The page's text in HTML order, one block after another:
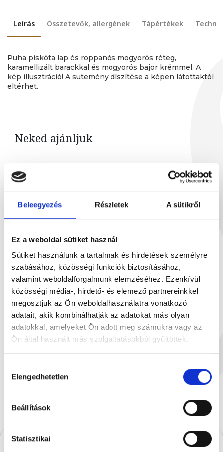
Beleegyezés Részletek A sütikről
Ez a weboldal sütiket használ
Sütiket használunk a tartalmak és hirdetések személyre
szabásához, közösségi funkciók biztosításához,
valamint weboldalforgalmunk elemzéséhez. Ezenkívül
közösségi média-, hirdető- és elemező partnereinkkel
megosztjuk az Ön weboldalhasználatra vonatkozó
adatait, akik kombinálhatják az adatokat más olyan
adatokkal, amelyeket Ön adott meg számukra vagy az
Ön által használt más szolgáltatásokból gyűjtöttek.
kiválasztása
Elengedhetetlen
Beállítások
Statisztikai
Leírás Összetevők, allergének Tápértékek
Puha piskóta lap és roppanós mogyorós réteg,
karamellizált barackkal és mogyorós bajor krémmel. A
kép illusztráció! A sütemény díszítése a képen látottaktól
eltérhet.
Neked ajánljuk
8 szögletű praliné (csokol...
66 g
Feketeribizli